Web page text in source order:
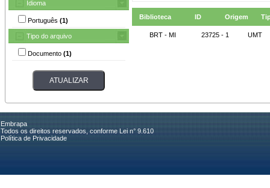
Idioma
Português (1)
Tipo do arquivo
Documento (1)
Biblioteca ID Origem
BRT - MI 23725 - 1 UMT
Embrapa
Todos os direitos reservados, conforme Lei n° 9.610
Política de Privacidade